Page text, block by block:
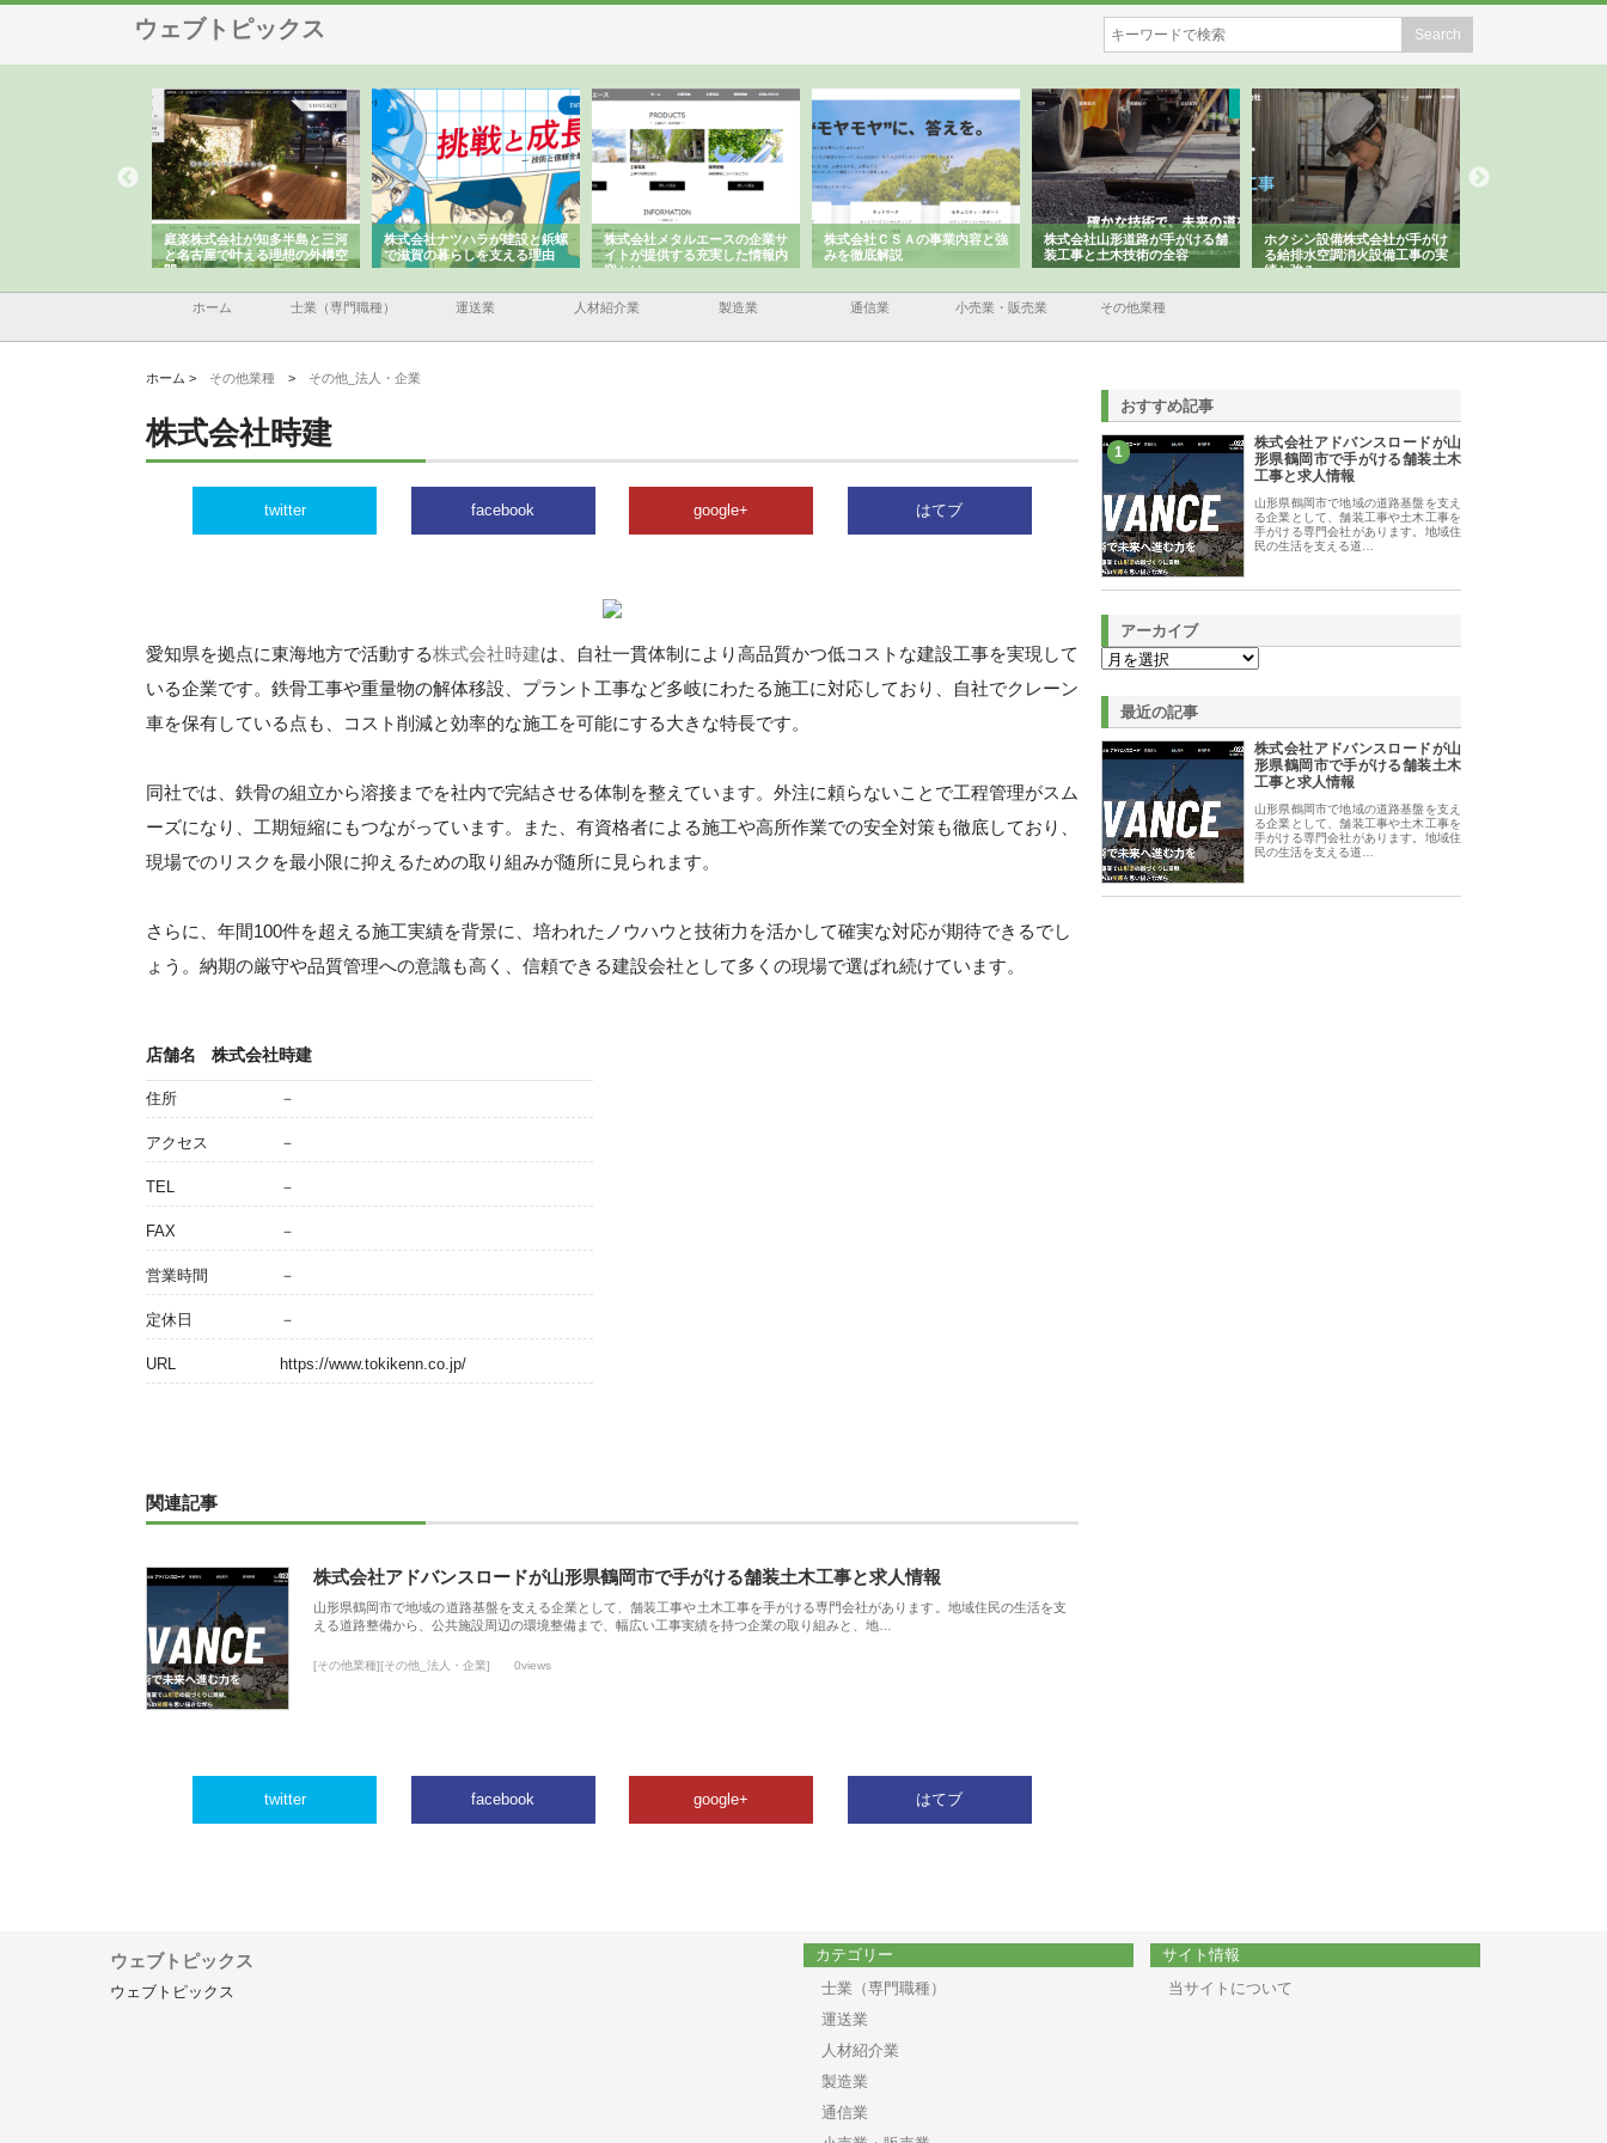
ウェブトピックス
庭楽株式会社が知多半島と三河
と名古屋で叶える理想の外構空
間
株式会社ナツハラが建設と鋲螺
で滋賀の暮らしを支える理由
株式会社メタルエースの企業サ
イトが提供する充実した情報内
容とは
株式会社ＣＳＡの事業内容と強
みを徹底解説
株式会社山形道路が手がける舗
装工事と土木技術の全容
ホクシン設備株式会社が手がけ
る給排水空調消火設備工事の実
績と強み
ホーム 士業（専門職種） 運送業 人材紹介業 製造業 通信業 小売業・販売業 その他業種
ホーム > その他業種 > その他_法人・企業
株式会社時建
twitter facebook google+ はてブ
愛知県を拠点に東海地方で活動する株式会社時建は、自社一貫体制により高品質かつ低コストな建設工事を実現して
いる企業です。鉄骨工事や重量物の解体移設、プラント工事など多岐にわたる施工に対応しており、自社でクレーン
車を保有している点も、コスト削減と効率的な施工を可能にする大きな特長です。
同社では、鉄骨の組立から溶接までを社内で完結させる体制を整えています。外注に頼らないことで工程管理がスム
ーズになり、工期短縮にもつながっています。また、有資格者による施工や高所作業での安全対策も徹底しており、
現場でのリスクを最小限に抑えるための取り組みが随所に見られます。
さらに、年間100件を超える施工実績を背景に、培われたノウハウと技術力を活かして確実な対応が期待できるでし
ょう。納期の厳守や品質管理への意識も高く、信頼できる建設会社として多くの現場で選ばれ続けています。
店舗名 株式会社時建
住所 －
アクセス －
TEL －
FAX －
営業時間 －
定休日 －
URL https://www.tokikenn.co.jp/
関連記事
株式会社アドバンスロードが山形県鶴岡市で手がける舗装土木工事と求人情報
山形県鶴岡市で地域の道路基盤を支える企業として、舗装工事や土木工事を手がける専門会社があります。地域住民の生活を支
える道路整備から、公共施設周辺の環境整備まで、幅広い工事実績を持つ企業の取り組みと、地…
[その他業種][その他_法人・企業] 0views
twitter facebook google+ はてブ
おすすめ記事
1
株式会社アドバンスロードが山
形県鶴岡市で手がける舗装土木
工事と求人情報
山形県鶴岡市で地域の道路基盤を支え
る企業として、舗装工事や土木工事を
手がける専門会社があります。地域住
民の生活を支える道…
アーカイブ
最近の記事
株式会社アドバンスロードが山
形県鶴岡市で手がける舗装土木
工事と求人情報
山形県鶴岡市で地域の道路基盤を支え
る企業として、舗装工事や土木工事を
手がける専門会社があります。地域住
民の生活を支える道…
ウェブトピックス
ウェブトピックス
カテゴリー
士業（専門職種）
運送業
人材紹介業
製造業
通信業
サイト情報
当サイトについて